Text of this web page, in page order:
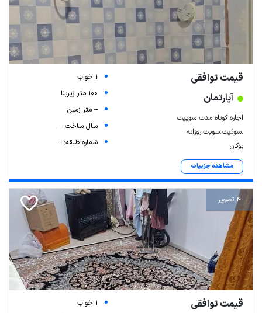
قیمت توافقی
آپارتمان
اجاره کوتاه مدت سوییت
.سوئیت.سویت.روزانه
بوکان
مشاهده جزییات
1 خواب
100 متر زیربنا
-- متر زمین
سال ساخت --
شماره طبقه: --
4 تصویر
قیمت توافقی
1 خواب